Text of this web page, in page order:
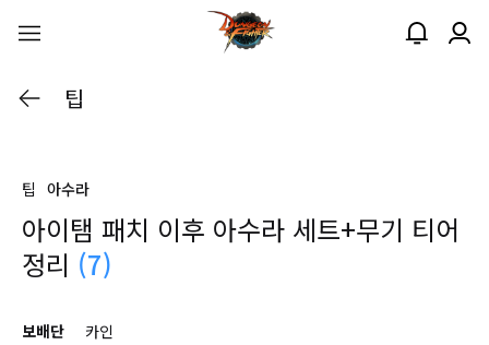
팁
팁 아수라
아이탬 패치 이후 아수라 세트+무기 티어
정리 (7)
보배단
카인